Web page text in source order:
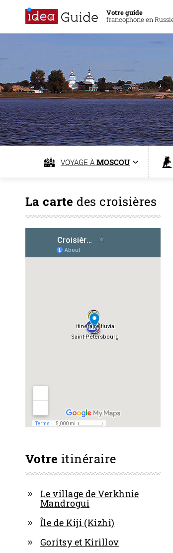
Votre guide
francophone en
VOYAGE À MOSCOU
La carte des croisières
Votre itinéraire
Le village de Verkhnie
Mandrogui
Île de Kiji (Kizhi)
Goritsy et Kirillov